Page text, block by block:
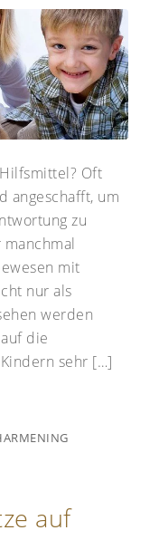
Oft
angeschafft, um
zu
mit
nur als
werden
die
sehr […]
auf